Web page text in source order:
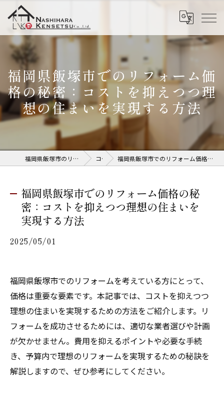
福岡県飯塚市でのリフォーム価
格の秘密：コストを抑えつつ理
想の住まいを実現する方法
福岡県飯塚市のリフォームなら株式会社奈子原建設 コラム 福岡県飯塚市でのリフォーム価格の秘密：コストを抑えつつ理想の住まいを実現する方法
福岡県飯塚市でのリフォーム価格の秘
密：コストを抑えつつ理想の住まいを
実現する方法
2025/05/01
福岡県飯塚市でのリフォームを考えている方にとって、
価格は重要な要素です。本記事では、コストを抑えつつ
理想の住まいを実現するための方法をご紹介します。リ
フォームを成功させるためには、適切な業者選びや計画
が欠かせません。費用を抑えるポイントや必要な手続
き、予算内で理想のリフォームを実現するための秘訣を
解説しますので、ぜひ参考にしてください。